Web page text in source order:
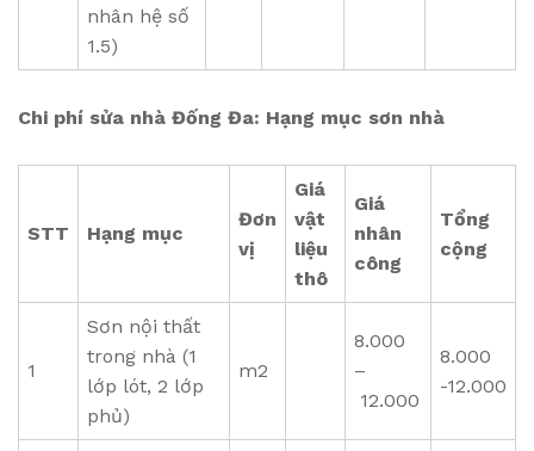
nhân hệ số
1.5)
Chi phí sửa nhà Đống Đa: Hạng mục sơn nhà
STT Hạng mục
Đơn
vị
Giá
vật
liệu
thô
Giá
nhân
công
Tổng
cộng
1
Sơn nội thất
trong nhà (1
lớp lót, 2 lớp
phủ)
m2
8.000
–
12.000
8.000
-12.000